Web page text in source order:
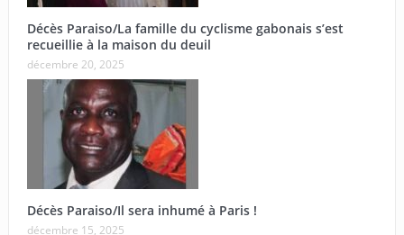
Décès Paraiso/La famille du cyclisme gabonais s’est
recueillie à la maison du deuil
décembre 20, 2025
Décès Paraiso/Il sera inhumé à Paris !
décembre 15, 2025